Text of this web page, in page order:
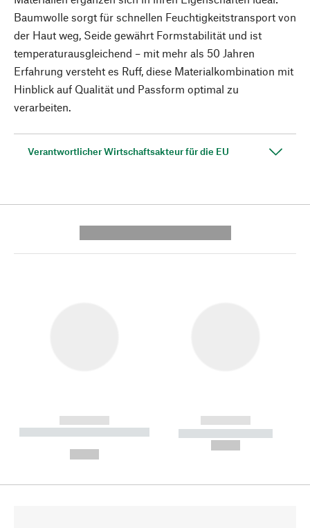
Baumwolle sorgt für schnellen Feuchtigkeitstransport von
der Haut weg, Seide gewährt Formstabilität und ist
temperaturausgleichend – mit mehr als 50 Jahren
Erfahrung versteht es Ruff, diese Materialkombination mit
Hinblick auf Qualität und Passform optimal zu
verarbeiten.
Verantwortlicher Wirtschaftsakteur für die EU
------------
----------- ----------- --------
------------
----------- -----------